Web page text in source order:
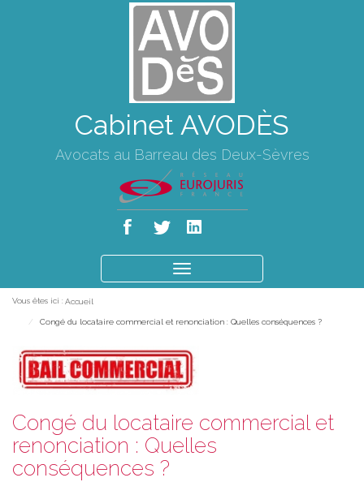
Cabinet AVODÈS
Avocats au Barreau des Deux-Sèvres
le
Vous êtes ici : Accueil
Congé du locataire commercial et renonciation : Quelles conséquences ?
Congé du locataire commercial et
renonciation : Quelles
conséquences ?